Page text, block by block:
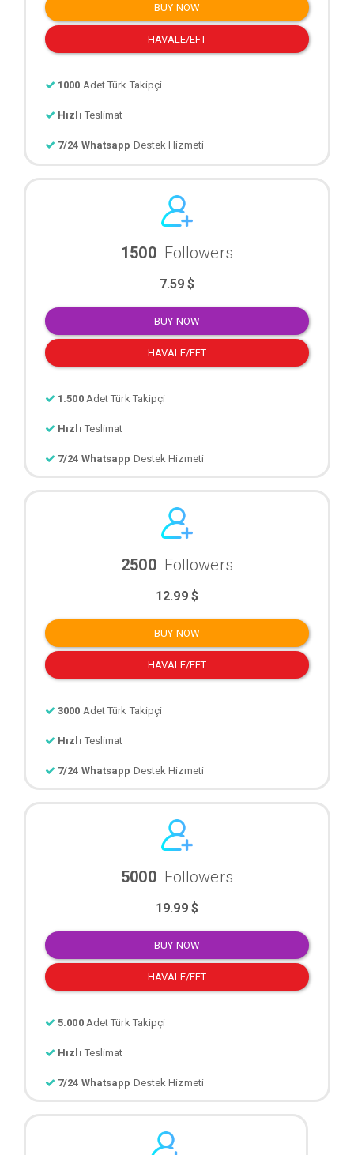
BUY NOW
HAVALE/EFT
1000 Adet Türk Takipçi
Hızlı Teslimat
7/24 Whatsapp Destek Hizmeti
1500 Followers
7.59 $
BUY NOW
HAVALE/EFT
1.500 Adet Türk Takipçi
Hızlı Teslimat
7/24 Whatsapp Destek Hizmeti
2500 Followers
12.99 $
BUY NOW
HAVALE/EFT
3000 Adet Türk Takipçi
Hızlı Teslimat
7/24 Whatsapp Destek Hizmeti
5000 Followers
19.99 $
BUY NOW
HAVALE/EFT
5.000 Adet Türk Takipçi
Hızlı Teslimat
7/24 Whatsapp Destek Hizmeti